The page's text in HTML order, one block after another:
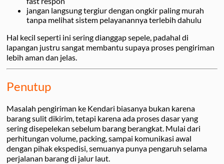
jangan langsung tergiur dengan ongkir paling murah
tanpa melihat sistem pelayanannya terlebih dahulu
Hal kecil seperti ini sering dianggap sepele, padahal di
lapangan justru sangat membantu supaya proses pengiriman
lebih aman dan jelas.
Penutup
Masalah pengiriman ke Kendari biasanya bukan karena
barang sulit dikirim, tetapi karena ada proses dasar yang
sering disepelekan sebelum barang berangkat. Mulai dari
perhitungan volume, packing, sampai komunikasi awal
dengan pihak ekspedisi, semuanya punya pengaruh selama
perjalanan barang di jalur laut.